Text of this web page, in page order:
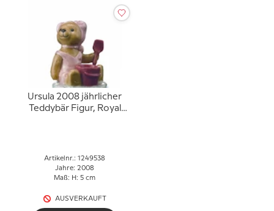
Ursula 2008 jährlicher
Teddybär Figur, Royal
Artikelnr.: 1249538
Jahre: 2008
Maß: H: 5 cm
AUSVERKAUFT